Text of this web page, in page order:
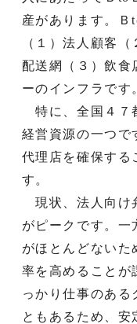
産があります。Ｂ
（１）法人顧客
配送網（３）飲食
ーのインフラです
特に、全国４７
経営資源の一つで
代理店を確保する
す。
現状、法人向け
がピークです。一
がほとんどないた
率を高めることが
っかり仕事のある
ともあるため、安